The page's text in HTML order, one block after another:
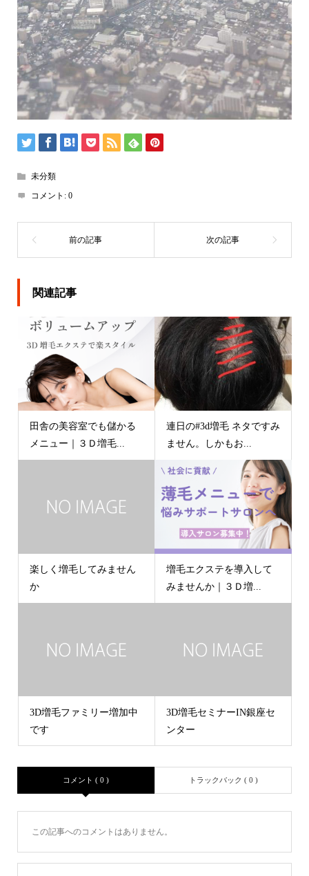
未分類
コメント: 0
関連記事
田舎の美容室でも儲かる
メニュー｜３Ｄ増毛...
連日の#3d増毛 ネタですみ
ません。しかもお...
楽しく増毛してみません
か
増毛エクステを導入して
みませんか｜３Ｄ増...
3D増毛ファミリー増加中
です
3D増毛セミナーIN銀座セ
ンター
コメント ( 0 ) トラックバック ( 0 )
この記事へのコメントはありません。